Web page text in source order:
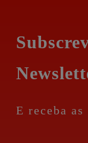
E receba as